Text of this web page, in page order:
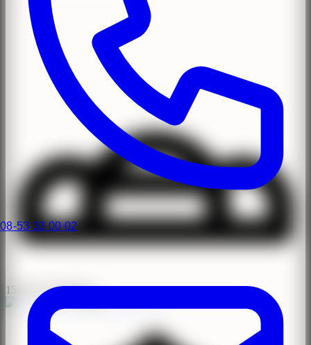
08-53 33 00 02
15.000+ operationer